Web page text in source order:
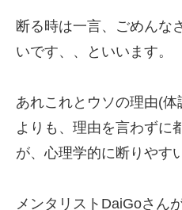
断る時は一言、ごめんな
いです、、といいます。
あれこれとウソの理由(
よりも、理由を言わずに
が、心理学的に断りやす
メンタリストDaiGoさん